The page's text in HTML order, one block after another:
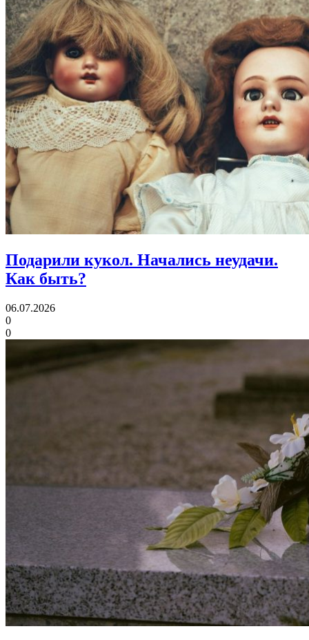
Подарили кукол. Начались неудачи.
Как быть?
06.07.2026
0
0